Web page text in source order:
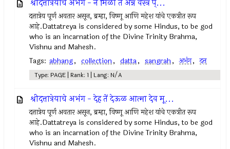
श्रीदत्तात्रेयाचे अभंग - न मिळो तें अन्न वस्त्र प्...
दत्तात्रेय पूर्ण अवतार असून, ब्रम्हा, विष्णू आणि महेश यांचे एकत्रीत रूप
आहे.Dattatreya is considered by some Hindus, to be god
who is an incarnation of the Divine Trinity Brahma,
Vishnu and Mahesh.
Tags: abhang, collection, datta, sangrah, अभंग, दत्त
Type: PAGE | Rank: 1 | Lang: N/A
श्रीदत्तात्रेयाचे अभंग - देह तें देऊळ आत्मा देव मू...
दत्तात्रेय पूर्ण अवतार असून, ब्रम्हा, विष्णू आणि महेश यांचे एकत्रीत रूप
आहे.Dattatreya is considered by some Hindus, to be god
who is an incarnation of the Divine Trinity Brahma,
Vishnu and Mahesh.